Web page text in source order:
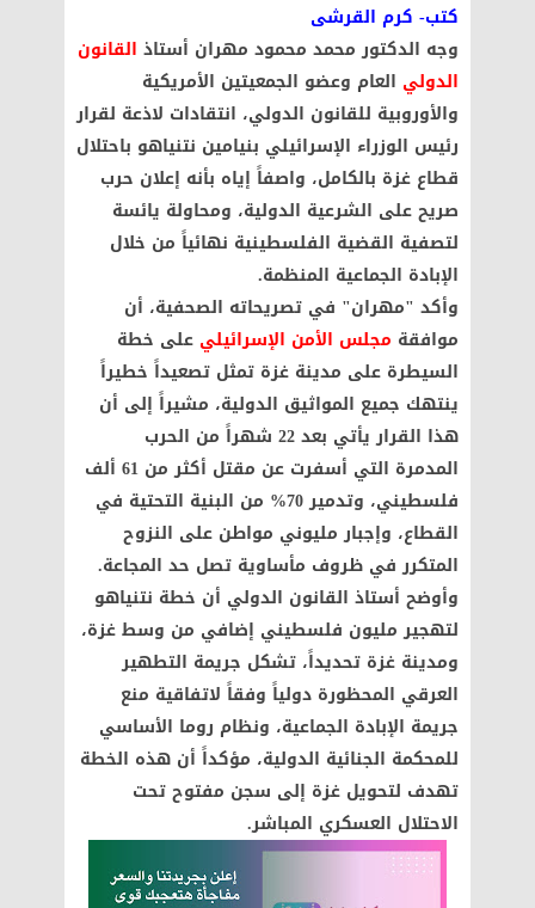
كتب- كرم القرشى
وجه الدكتور محمد محمود مهران أستاذ القانون
الدولي العام وعضو الجمعيتين الأمريكية
والأوروبية للقانون الدولي، انتقادات لاذعة لقرار
رئيس الوزراء الإسرائيلي بنيامين نتنياهو باحتلال
قطاع غزة بالكامل، واصفاً إياه بأنه إعلان حرب
صريح على الشرعية الدولية، ومحاولة يائسة
لتصفية القضية الفلسطينية نهائياً من خلال
الإبادة الجماعية المنظمة.
وأكد "مهران" في تصريحاته الصحفية، أن
موافقة مجلس الأمن الإسرائيلي على خطة
السيطرة على مدينة غزة تمثل تصعيداً خطيراً
ينتهك جميع المواثيق الدولية، مشيراً إلى أن
هذا القرار يأتي بعد 22 شهراً من الحرب
المدمرة التي أسفرت عن مقتل أكثر من 61 ألف
فلسطيني، وتدمير 70% من البنية التحتية في
القطاع، وإجبار مليوني مواطن على النزوح
المتكرر في ظروف مأساوية تصل حد المجاعة.
وأوضح أستاذ القانون الدولي أن خطة نتنياهو
لتهجير مليون فلسطيني إضافي من وسط غزة،
ومدينة غزة تحديداً، تشكل جريمة التطهير
العرقي المحظورة دولياً وفقاً لاتفاقية منع
جريمة الإبادة الجماعية، ونظام روما الأساسي
للمحكمة الجنائية الدولية، مؤكداً أن هذه الخطة
تهدف لتحويل غزة إلى سجن مفتوح تحت
الاحتلال العسكري المباشر.